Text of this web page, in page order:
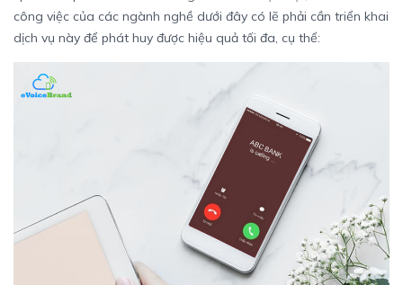
công việc của các ngành nghề dưới đây có lẽ phải cần triển khai
dịch vụ này để phát huy được hiệu quả tối đa, cụ thể: